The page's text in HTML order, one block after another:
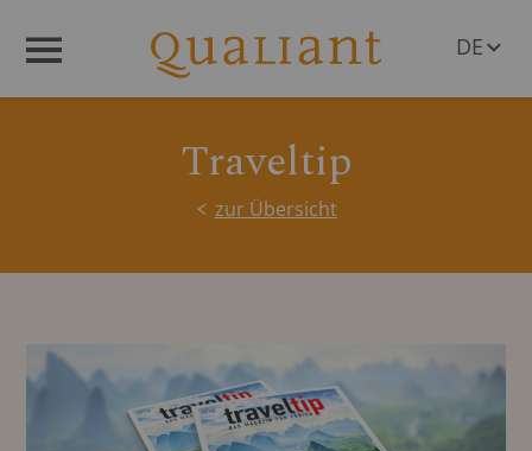
DE
Traveltip
zur Übersicht